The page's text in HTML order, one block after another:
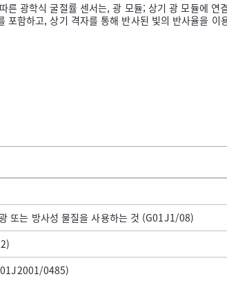
른 광학식 굴절률 센서는, 광 모듈; 상기 광 모듈에
포함하고, 상기 격자를 통해 반사된 빛의 반사율을
또는 방사성 물질을 사용하는 것 (G01J1/08)
0485)